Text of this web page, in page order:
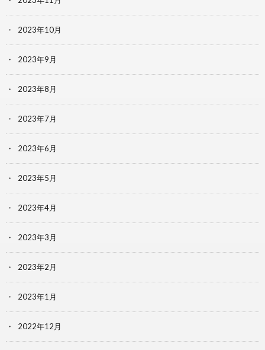
2023年10月
2023年9月
2023年8月
2023年7月
2023年6月
2023年5月
2023年4月
2023年3月
2023年2月
2023年1月
2022年12月